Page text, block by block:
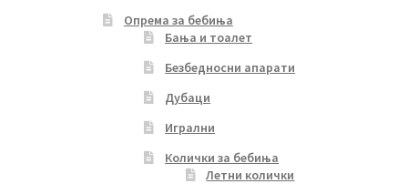
Опрема за бебиња
Бања и тоалет
Безбедносни апарати
Дубаци
Игрални
Колички за бебиња
Летни колички